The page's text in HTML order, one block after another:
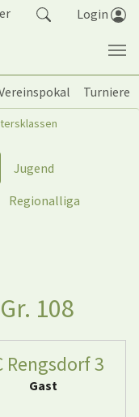
Login
Turniere
Jugend
Regionalliga
108
Rengsdorf 3
Gast